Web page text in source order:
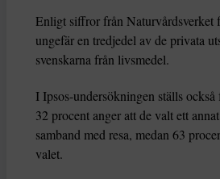
Enligt siffror från Naturvårdsverket
ungefär en tredjedel av de privata
svenskarna från livsmedel.
I Ipsos-undersökningen ställs
32 procent anger att de valt ett
samband med resa, medan 63
valet.